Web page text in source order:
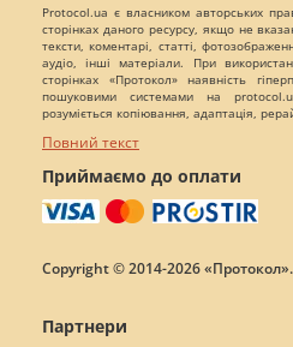
Protocol.ua є власником авторських
сторінках даного ресурсу, якщо не
тексти, коментарі, статті,
аудіо, інші матеріали. При
сторінках «Протокол» наявність
пошуковими системами на
розуміється копіювання, адаптація,
Повний текст
Приймаємо до оплати
Copyright © 2014-2026
Партнери